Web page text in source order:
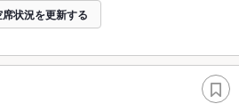
席状況を更新する